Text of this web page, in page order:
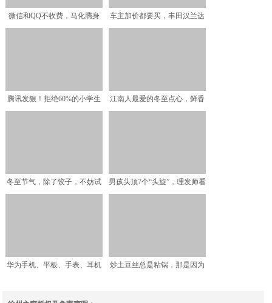
微信和QQ不收费，马化腾身
车主加价都要买，丰田汉兰达
腾讯发狠！拒绝60%的小学生
江南人最爱的冬至点心，鲜香
冬至节气，除了饺子，不妨试
男孩头顶7个“头旋”，理发师看
华为手机、平板、手表、耳机
炒土豆丝总是粘锅，那是因为